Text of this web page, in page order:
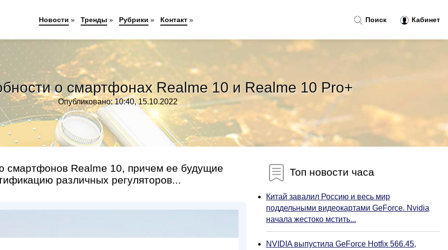
о смартфонах Realme 10 и Realme 10 Pro+
Опубликовано: 10:40, 15.10.2022
смартфонов Realme 10, причем ее будущие
различных регуляторов...
Топ новости часа
Китай завалил Россию и весь мир
поддельными видеокартами GeForce. Nvidia
начала жестоко мстить...
NVIDIA выпустила GeForce Hotfix 566.45,
Поиск Кабинет
Новости » Тренды » Рубрики » Контакт»